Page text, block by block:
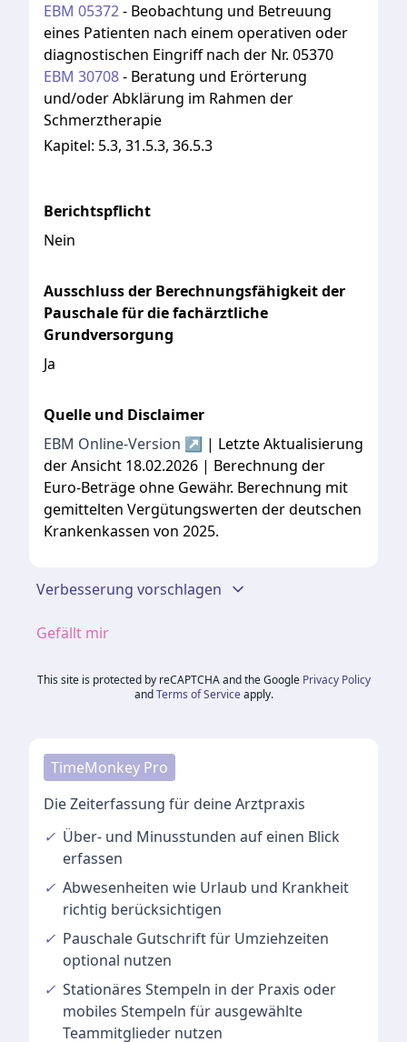
EBM 05372- Beobachtung und Betreuung
eines Patienten nach einem operativen oder
diagnostischen Eingriff nach der Nr. 05370
EBM 30708- Beratung und Erörterung
und/oder Abklärung im Rahmen der
Schmerztherapie
Kapitel: 5.3, 31.5.3, 36.5.3
Berichtspflicht
Nein
Ausschluss der Berechnungsfähigkeit der
Pauschale für die fachärztliche
Grundversorgung
Ja
Quelle und Disclaimer
EBM Online-Version ↗ | Letzte Aktualisierung
der Ansicht 18.02.2026 | Berechnung der
Euro-Beträge ohne Gewähr. Berechnung mit
gemittelten Vergütungswerten der deutschen
Krankenkassen von 2025.
Verbesserung vorschlagen
Gefällt mir
This site is protected by reCAPTCHA and the Google Privacy Policy
and Terms of Service apply.
TimeMonkey Pro
Die Zeiterfassung für deine Arztpraxis
✓ Über- und Minusstunden auf einen Blick
erfassen
✓ Abwesenheiten wie Urlaub und Krankheit
richtig berücksichtigen
✓ Pauschale Gutschriftfür Umziehzeiten
optional nutzen
✓ Stationäres Stempeln in der Praxis oder
mobiles Stempeln für ausgewählte
Teammitglieder nutzen